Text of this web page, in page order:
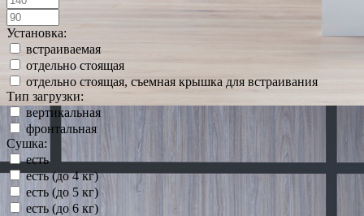
Установка:
встраиваемая
отдельно стоящая
отдельно стоящая, съемная крышка для встраивания
Тип загрузки:
вертикальная
фронтальная
Сушка:
есть
есть (до 4 кг)
есть (до 5 кг)
есть (до 6 кг)